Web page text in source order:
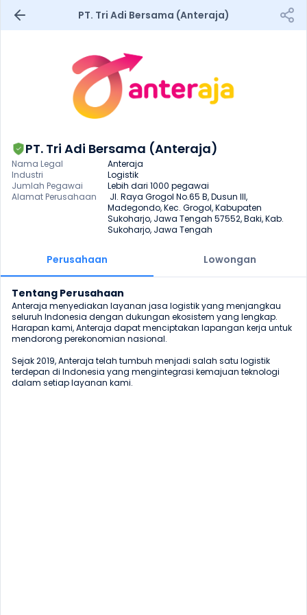
PT. Tri Adi Bersama (Anteraja)
PT. Tri Adi Bersama (Anteraja)
Nama Legal
Anteraja
Industri
Logistik
Jumlah Pegawai
Lebih dari 1000 pegawai
Alamat Perusahaan
Madegondo, Kec. Grogol, Kabupaten
Sukoharjo, Jawa Tengah 57552, Baki, Kab.
Sukoharjo, Jawa Tengah
Perusahaan Lowongan
Tentang Perusahaan
Anteraja menyediakan layanan jasa logistik yang menjangkau
seluruh Indonesia dengan dukungan ekosistem yang lengkap.
Harapan kami, Anteraja dapat menciptakan lapangan kerja untuk
mendorong perekonomian nasional.
Sejak 2019, Anteraja telah tumbuh menjadi salah satu logistik
terdepan di Indonesia yang mengintegrasi kemajuan teknologi
dalam setiap layanan kami.